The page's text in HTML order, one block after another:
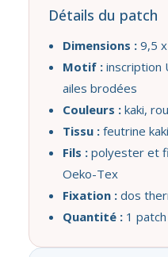
Détails du patch
Dimensions : 9,5
Motif : inscription
ailes brodées
Couleurs : kaki,
Tissu : feutrine kaki
Fils : polyester et
Oeko-Tex
Fixation : dos
Quantité : 1 patch